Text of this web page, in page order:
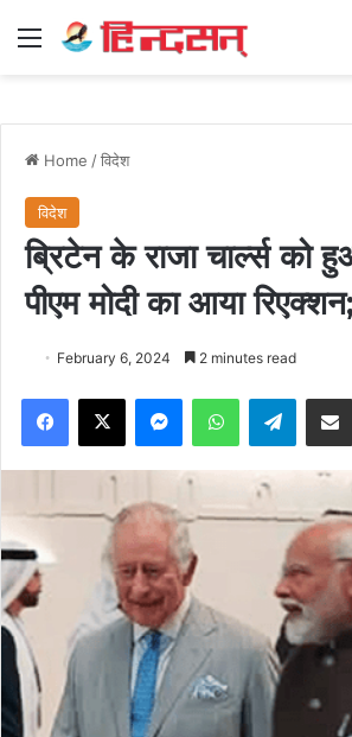
Menu
Home /विदेश
विदेश
ब्रिटेन के राजा चार्ल्स को
पीएम मोदी का आया
February 6, 2024 2 minutes read
Facebook
X MessengerWhatsAppTelegram